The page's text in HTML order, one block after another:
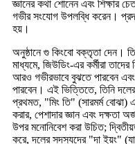
জ্ঞানের কথা শোনেন এবং শিক্ষার
গভীর সংযোগ উপলব্ধি করেন।
হয়।
অনুষ্ঠানে গু কিংবো বক্তৃতা দেন।
মাধ্যমে, জিউডিং-এর কর্মীরা
আরও গভীরভাবে বুঝতে পারবেন এবং
পারবেন। এই ভিত্তিতে, তিনি
প্রথমত, "মিং তি" (সারমর্ম
করার, পেশাদার জ্ঞান এবং দক্ষতা
উপর মনোনিবেশ করা উচিত;
করে, দলের সদস্যদের "দা ইয়ং"